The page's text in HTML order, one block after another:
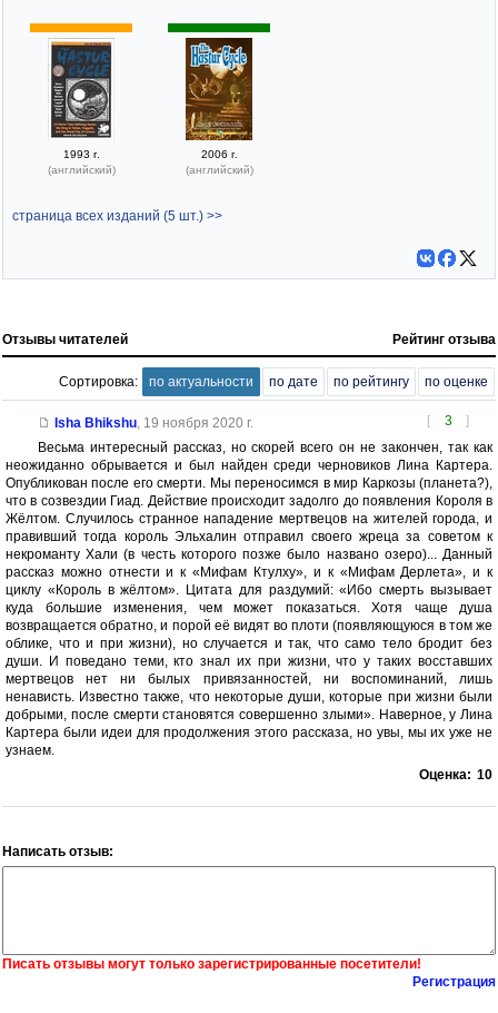
1993 г.
(английский)
2006 г.
(английский)
страница всех изданий (5 шт.) >>
Отзывы читателей Рейтинг отзыва
Сортировка: по актуальности по дате по рейтингу по оценке
[ 3 ]
Isha Bhikshu, 19 ноября 2020 г.
Весьма интересный рассказ, но скорей всего он не закончен, так как
неожиданно обрывается и был найден среди черновиков Лина Картера.
Опубликован после его смерти. Мы переносимся в мир Каркозы (планета?),
что в созвездии Гиад. Действие происходит задолго до появления Короля в
Жёлтом. Случилось странное нападение мертвецов на жителей города, и
правивший тогда король Эльхалин отправил своего жреца за советом к
некроманту Хали (в честь которого позже было названо озеро)... Данный
рассказ можно отнести и к «Мифам Ктулху», и к «Мифам Дерлета», и к
циклу «Король в жёлтом». Цитата для раздумий: «Ибо смерть вызывает
куда большие изменения, чем может показаться. Хотя чаще душа
возвращается обратно, и порой её видят во плоти (появляющуюся в том же
облике, что и при жизни), но случается и так, что само тело бродит без
души. И поведано теми, кто знал их при жизни, что у таких восставших
мертвецов нет ни былых привязанностей, ни воспоминаний, лишь
ненависть. Известно также, что некоторые души, которые при жизни были
добрыми, после смерти становятся совершенно злыми». Наверное, у Лина
Картера были идеи для продолжения этого рассказа, но увы, мы их уже не
узнаем.
Оценка: 10
Написать отзыв:
Писать отзывы могут только зарегистрированные посетители!
Регистрация